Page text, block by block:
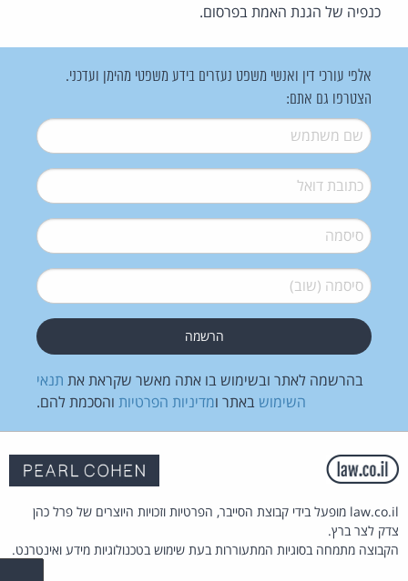
כנפיה של הגנת האמת בפרסום.
אלפי עורכי דין ואנשי משפט נעזרים בידע משפטי מהימן ועדכני.
הצטרפו גם אתם:
שם משתמש*
דואל*
סיסמה*
סיסמה (שוב)*
בהרשמה לאתר ובשימוש בו אתה מאשר שקראת את תנאי
השימוש באתר ומדיניות הפרטיות והסכמת להם.
law.co.il מופעל בידי קבוצת הסייבר, הפרטיות וזכויות היוצרים של פרל כהן
צדק לצר ברץ.
הקבוצה מתמחה בסוגיות המתעוררות בעת שימוש בטכנולוגיות מידע ואינטרנט.